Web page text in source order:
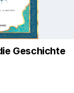
Geschichte